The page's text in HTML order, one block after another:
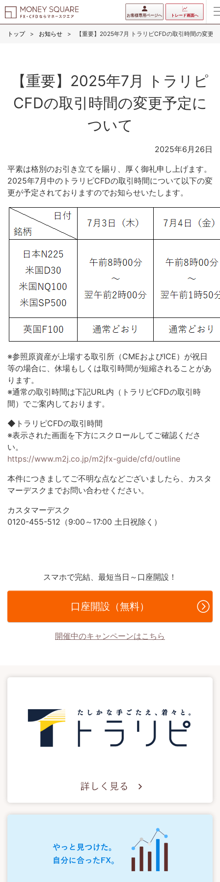
お客様専用ページへ トレード画面へ
トップ お知らせ 【重要】2025年7月 トラリピCFDの取引時間の変更
【重要】2025年7月 トラリピ
CFDの取引時間の変更予定に
ついて
2025年6月26日
平素は格別のお引き立てを賜り、厚く御礼申し上げます。
2025年7月中のトラリピCFDの取引時間について以下の変
更が予定されておりますのでお知らせいたします。
※参照原資産が上場する取引所（CMEおよびICE）が祝日
等の場合に、休場もしくは取引時間が短縮されることがあ
ります。
※通常の取引時間は下記URL内（トラリピCFDの取引時
間）でご案内しております。
◆トラリピCFDの取引時間
※表示された画面を下方にスクロールしてご確認くださ
い。
https://www.m2j.co.jp/m2jfx-guide/cfd/outline
本件につきましてご不明な点などございましたら、カスタ
マーデスクまでお問い合わせください。
カスタマーデスク
0120-455-512（9:00～17:00 土日祝除く）
スマホで完結、最短当日～口座開設！
口座開設（無料）
開催中のキャンペーンはこちら